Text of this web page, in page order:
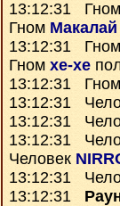
13:12:31 Гном
Гном Макалай
13:12:31 Гном
Гном xe-xe
13:12:31 Гном
13:12:31
13:12:31
13:12:31
Человек
13:12:31
13:12:31